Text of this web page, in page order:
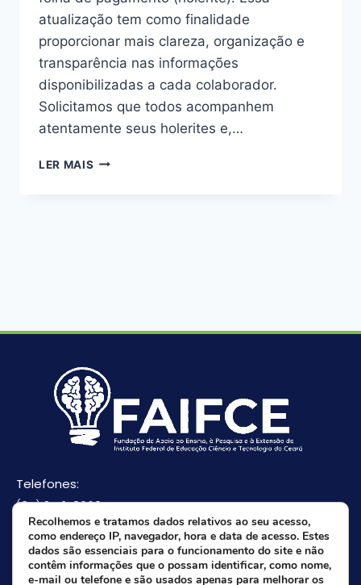
atualização tem como finalidade
proporcionar mais clareza, organização e
transparência nas informações
disponibilizadas a cada colaborador.
Solicitamos que todos acompanhem
atentamente seus holerites e,…
LER MAIS
Telefones:
(85) 3512-8668
(85) 9 8165-0582(Whatsapp)
E-mail:
faifce@faifce.ifce.edu.br
Recolhemos e tratamos dados relativos ao seu acesso,
como endereço IP, navegador, hora e data de acesso. Estes
dados são essenciais para o funcionamento do site e não
contêm informações que o possam identificar, como nome,
e-mail ou telefone e são usados apenas para melhorar os